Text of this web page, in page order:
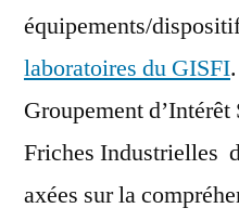
équipements/
laboratoires du GISFI
Groupement
Friches Industrielles
axées sur la